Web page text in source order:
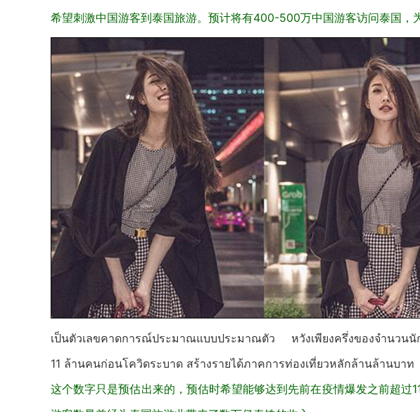
希望刺激中国游客到泰国旅游。预计将有400-500万中国游客访问泰国，
เป็นตัวเลขคาดการณ์ประมาณแบบประมาณตัว หวังเพียงครึ่งของจำนวนนั
11 ล้านคนก่อนโควิดระบาด สร้างรายได้ภาคการท่องเที่ยวหลักล้านล้านบาท
这个数字只是预估出来的，预估时希望能够达到先前在疫情爆发之前超过